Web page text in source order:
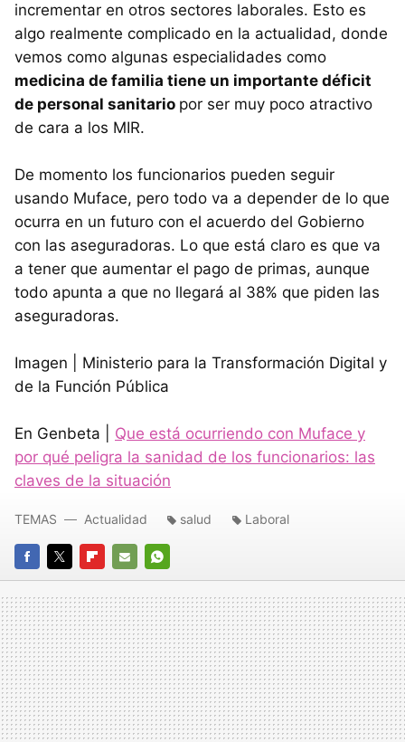
incrementar en otros sectores laborales. Esto es
algo realmente complicado en la actualidad, donde
vemos como algunas especialidades como
medicina de familia tiene un importante déficit
de personal sanitario por ser muy poco atractivo
de cara a los MIR.
De momento los funcionarios pueden seguir
usando Muface, pero todo va a depender de lo que
ocurra en un futuro con el acuerdo del Gobierno
con las aseguradoras. Lo que está claro es que va
a tener que aumentar el pago de primas, aunque
todo apunta a que no llegará al 38% que piden las
aseguradoras.
Imagen | Ministerio para la Transformación Digital y
de la Función Pública
En Genbeta | Que está ocurriendo con Muface y
por qué peligra la sanidad de los funcionarios: las
claves de la situación
FACEBOOK
TWITTERFLIPBOARD
E-
MAIL
WHATSAPP
TEMAS Actualidad salud Laboral